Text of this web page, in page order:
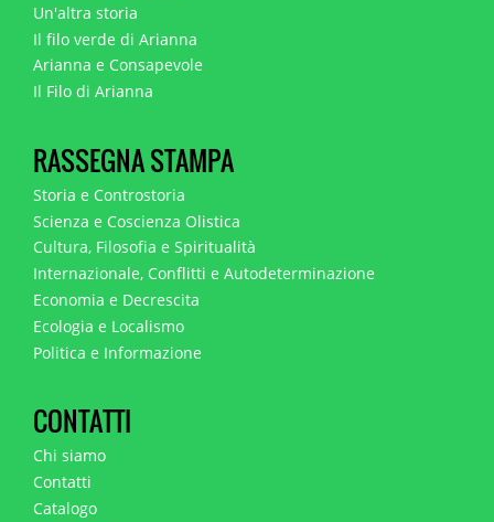
Un'altra storia
Il filo verde di Arianna
Arianna e Consapevole
Il Filo di Arianna
RASSEGNA STAMPA
Storia e Controstoria
Scienza e Coscienza Olistica
Cultura, Filosofia e Spiritualità
Internazionale, Conflitti e Autodeterminazione
Economia e Decrescita
Ecologia e Localismo
Politica e Informazione
CONTATTI
Chi siamo
Contatti
Catalogo